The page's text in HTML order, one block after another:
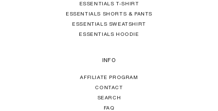
ESSENTIALS T-SHIRT
ESSENTIALS SHORTS & PANTS
ESSENTIALS SWEATSHIRT
ESSENTIALS HOODIE
INFO
AFFILIATE PROGRAM
CONTACT
SEARCH
FAQ